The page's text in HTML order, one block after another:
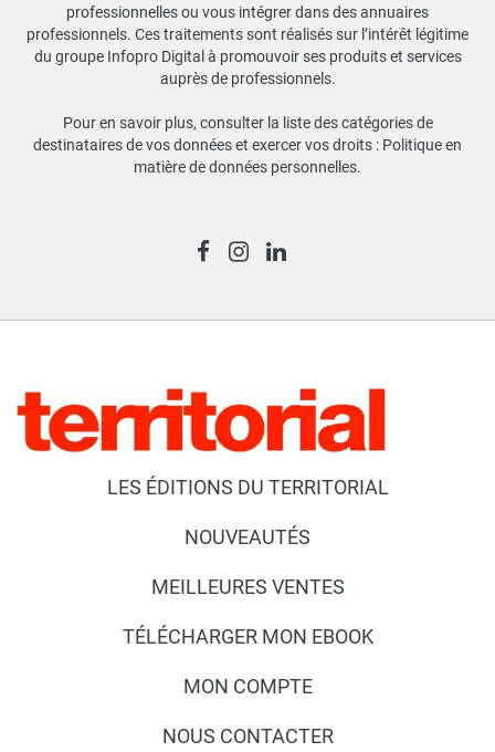
professionnelles ou vous intégrer dans des annuaires
professionnels. Ces traitements sont réalisés sur l’intérêt légitime
du groupe Infopro Digital à promouvoir ses produits et services
auprès de professionnels.
Pour en savoir plus, consulter la liste des catégories de
destinataires de vos données et exercer vos droits : Politique en
matière de données personnelles.
LES ÉDITIONS DU TERRITORIAL
NOUVEAUTÉS
MEILLEURES VENTES
TÉLÉCHARGER MON EBOOK
MON COMPTE
NOUS CONTACTER